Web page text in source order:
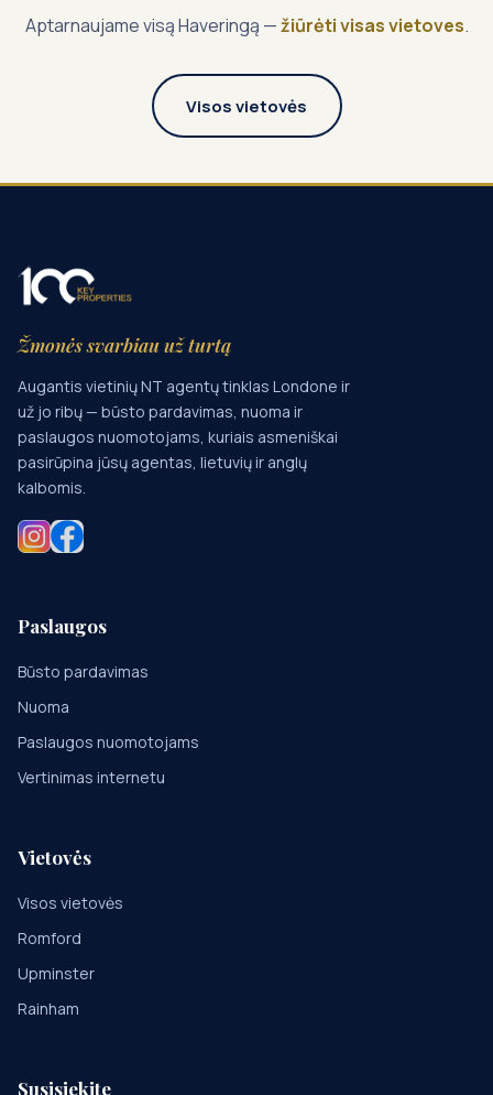
Aptarnaujame visą Haveringą —žiūrėti visas vietoves.
Visos vietovės
Žmonės svarbiau už turtą
Augantis vietinių NT agentų tinklas Londone ir
už jo ribų — būsto pardavimas, nuoma ir
paslaugos nuomotojams, kuriais asmeniškai
pasirūpina jūsų agentas, lietuvių ir anglų
kalbomis.
Paslaugos
Būsto pardavimas
Nuoma
Paslaugos nuomotojams
Vertinimas internetu
Vietovės
Visos vietovės
Romford
Upminster
Rainham
Susisiekite